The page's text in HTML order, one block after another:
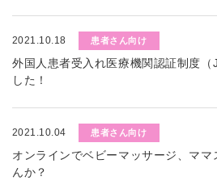
2021.10.18 患者さん向け
外国人患者受入れ医療機関認証制度（
した！
2021.10.04 患者さん向け
オンラインでベビーマッサージ、マ
んか？